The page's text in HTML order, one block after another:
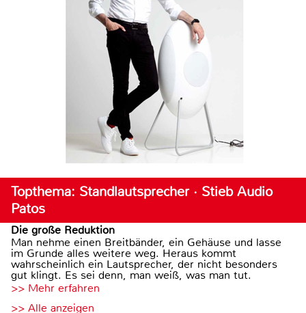
Topthema: Standlautsprecher · Stieb Audio
Patos
Die große Reduktion
Man nehme einen Breitbänder, ein Gehäuse und lasse
im Grunde alles weitere weg. Heraus kommt
wahrscheinlich ein Lautsprecher, der nicht besonders
gut klingt. Es sei denn, man weiß, was man tut.
>> Mehr erfahren
>> Alle anzeigen